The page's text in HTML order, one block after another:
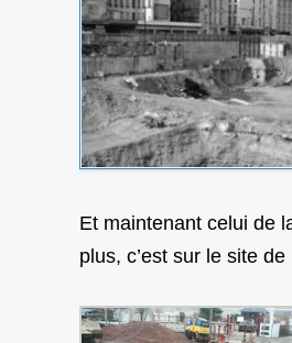
Et maintenant celui de
plus, c’est sur le site